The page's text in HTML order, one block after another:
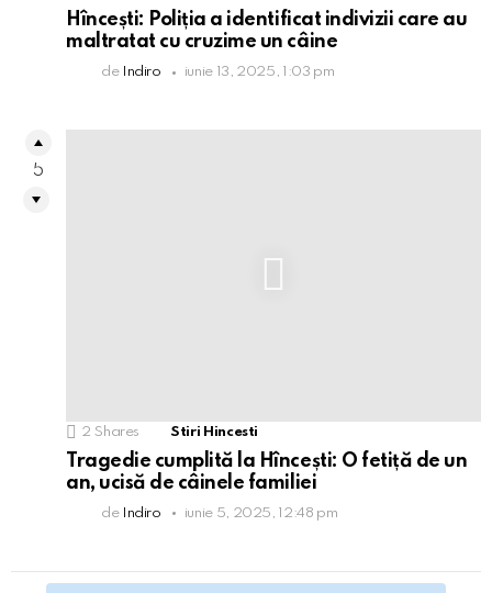
Hîncești: Poliția a identificat indivizii care au
maltratat cu cruzime un câine
de Indiro iunie 13, 2025, 1:03 pm
2 Shares Stiri Hincesti
Tragedie cumplită la Hîncești: O fetiță de un
an, ucisă de câinele familiei
de Indiro iunie 5, 2025, 12:48 pm
5